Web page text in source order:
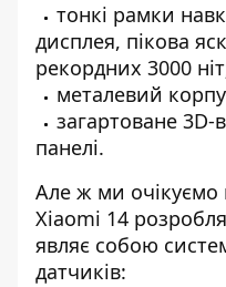
тонкі рамки
дисплея, пікова
рекордних 3000
металевий
загартоване 3D-
панелі.
Але ж ми
Xiaomi 14
являє собою
датчиків: